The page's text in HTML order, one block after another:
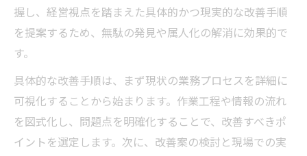
握し、経営視点を踏まえた具体的かつ現実的な改善手順
を提案するため、無駄の発見や属人化の解消に効果的で
す。
具体的な改善手順は、まず現状の業務プロセスを詳細に
可視化することから始まります。作業工程や情報の流れ
を図式化し、問題点を明確化することで、改善すべきポ
イントを選定します。次に、改善案の検討と現場での実